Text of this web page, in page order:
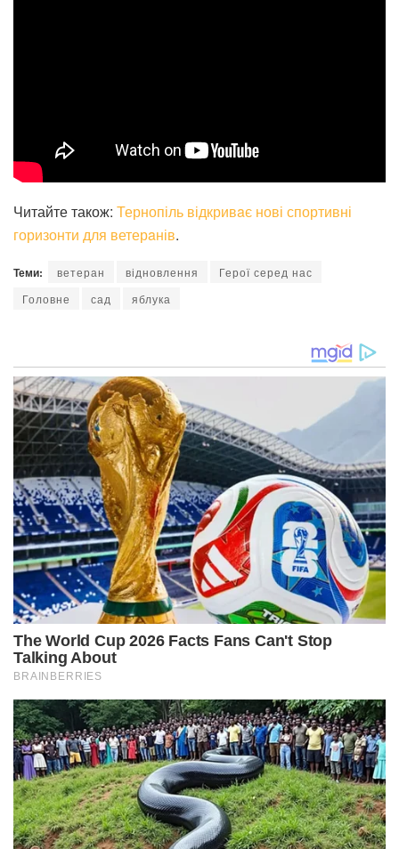
Читайте також: Тернопіль відкривaє нові спортивні
горизонти для ветерaнів.
Теми: ветеран відновлення
Герої серед нас
Головне
сад яблука